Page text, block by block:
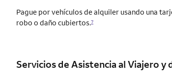
Pague por vehículos de alquiler usando una
robo o daño cubiertos.7
Servicios de Asistencia al Viajero y